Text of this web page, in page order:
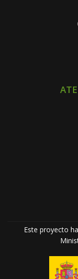
Este proyecto